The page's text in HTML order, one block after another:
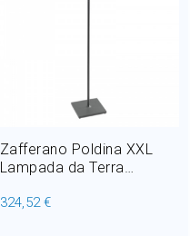
Zafferano Poldina XXL
Lampada da Terra
150 cm
324,52 €